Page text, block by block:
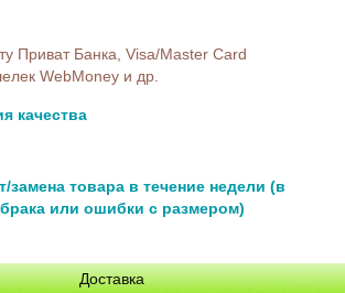
Приват Банка, Visa/Master Card
WebMoney и др.
качества
замена товара в течение недели (в
или ошибки с размером)
Доставка